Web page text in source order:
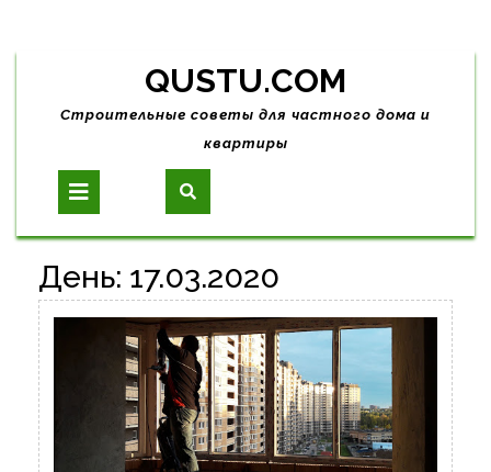
Skip
content
QUSTU.COM
Строительные советы для частного дома и
квартиры
Open
Button
День: 17.03.2020